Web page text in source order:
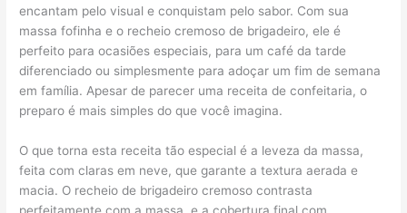
encantam pelo visual e conquistam pelo sabor. Com sua
massa fofinha e o recheio cremoso de brigadeiro, ele é
perfeito para ocasiões especiais, para um café da tarde
diferenciado ou simplesmente para adoçar um fim de semana
em família. Apesar de parecer uma receita de confeitaria, o
preparo é mais simples do que você imagina.
O que torna esta receita tão especial é a leveza da massa,
feita com claras em neve, que garante a textura aerada e
macia. O recheio de brigadeiro cremoso contrasta